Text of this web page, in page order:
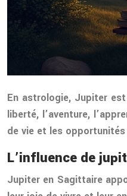
En astrologie, Jupiter
liberté, l’aventure,
de vie et les
L’influence de
Jupiter en Sagittaire